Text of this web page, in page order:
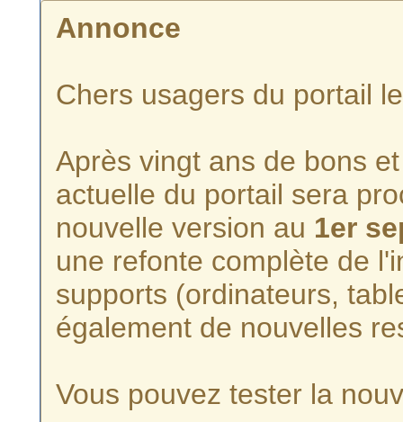
Annonce
Chers usagers du portail
Après vingt ans de bons
actuelle du portail sera
nouvelle version au 1er
une refonte complète de
supports (ordinateurs,
également de nouvelles
Vous pouvez tester la